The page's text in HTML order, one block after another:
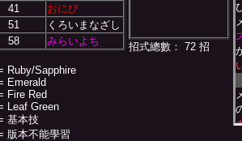
41
おにび
51
くろいまなざし
58
みらいよち
Ruby/Sapphire
Emerald
Fire Red
Leaf Green
基本技
版本不能學習
招式總數： 72 招